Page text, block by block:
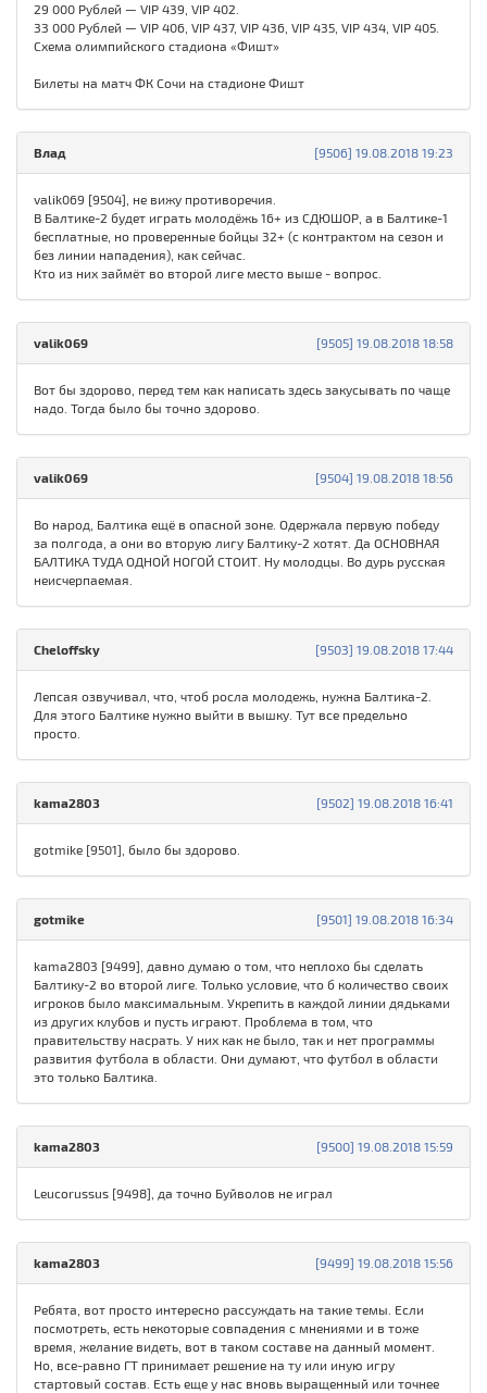
29 000 Рублей — VIP 439, VIP 402.
33 000 Рублей — VIP 406, VIP 437, VIP 436, VIP 435, VIP 434, VIP 405.
Схема олимпийского стадиона «Фишт»
Билеты на матч ФК Сочи на стадионе Фишт
[9506] 19.08.2018 19:23
Влад
valik069 [9504], не вижу противоречия.
В Балтике-2 будет играть молодёжь 16+ из СДЮШОР, а в Балтике-1
бесплатные, но проверенные бойцы 32+ (с контрактом на сезон и
без линии нападения), как сейчас.
Кто из них займёт во второй лиге место выше - вопрос.
[9505] 19.08.2018 18:58
valik069
Вот бы здорово, перед тем как написать здесь закусывать по чаще
надо. Тогда было бы точно здорово.
[9504] 19.08.2018 18:56
valik069
Во народ, Балтика ещё в опасной зоне. Одержала первую победу
за полгода, а они во вторую лигу Балтику-2 хотят. Да ОСНОВНАЯ
БАЛТИКА ТУДА ОДНОЙ НОГОЙ СТОИТ. Ну молодцы. Во дурь русская
неисчерпаемая.
[9503] 19.08.2018 17:44
Cheloffsky
Лепсая озвучивал, что, чтоб росла молодежь, нужна Балтика-2.
Для этого Балтике нужно выйти в вышку. Тут все предельно
просто.
[9502] 19.08.2018 16:41
kama2803
gotmike [9501], было бы здорово.
[9501] 19.08.2018 16:34
gotmike
kama2803 [9499], давно думаю о том, что неплохо бы сделать
Балтику-2 во второй лиге. Только условие, что б количество своих
игроков было максимальным. Укрепить в каждой линии дядьками
из других клубов и пусть играют. Проблема в том, что
правительству насрать. У них как не было, так и нет программы
развития футбола в области. Они думают, что футбол в области
это только Балтика.
[9500] 19.08.2018 15:59
kama2803
Leucorussus [9498], да точно Буйволов не играл
[9499] 19.08.2018 15:56
kama2803
Ребята, вот просто интересно рассуждать на такие темы. Если
посмотреть, есть некоторые совпадения с мнениями и в тоже
время, желание видеть, вот в таком составе на данный момент.
Но, все-равно ГТ принимает решение на ту или иную игру
стартовый состав. Есть еще у нас вновь выращенный или точнее